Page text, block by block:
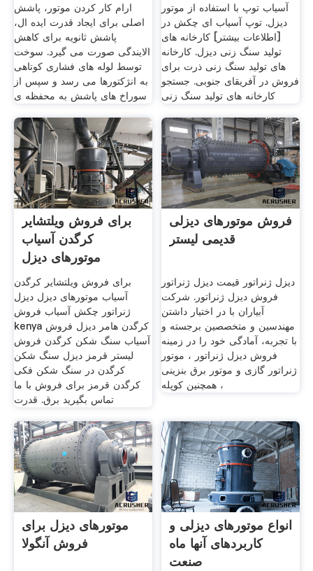
ارام کار کردن موتور، پاشش
اصلی برای ایجاد قدرت ایده ال،
پاشش ثانویه برای کاهش
الایندگی صورت می گیرد. سوخت
توسط لوله های فشاری کوتاهی
به انژکتورها می رسد و سپس از
سوراخ های پاشش به محفظه ی
آسیاب توپ با استفاده از موتور
دیزل. توپ آسیاب ای چکش در
[اطلاعات بیشتر] کارخانه های
تولید سنگ زنی دیزل. کارخانه
های تولید سنگ زنی ذرت برای
فروش در آفریقای جنوبی. جستجو
کارخانه های تولید سنگ زنی
برای فروش ویلتشایر
کرگدن آسیاب
موتورهای دیزل
برای فروش ویلتشایر کرگدن
آسیاب موتورهای دیزل دیزل
ژنراتور چکش آسیاب فروش
kenya کرگدن هامر دیزل فروش
آسیاب سنگ شکن کرگدن فروش
لیستر قرمز دیزل سنگ شکن
کرگدن در سنگ شکن فکی
کرگدن قرمز برای فروش با ما
تماس بگیرید برق. قدرت
فروش موتورهای دیزلی
قدیمی لیستر
دیزل ژنراتور قیمت دیزل ژنراتور
فروش دیزل ژنراتور. شرکت
آبیاران با در اختیار داشتن
مهندسین و متخصصین برجسته و
با تجربه، آمادگی خود را در زمینه
فروش دیزل ژنراتور ، موتور
ژنراتور گازی و موتور برق بنزینی
، همچنین کوپله
موتورهای دیزل برای
فروش آنگولا
انواع موتورهای دیزلی و
کاربردهای آنها ماه
صنعت